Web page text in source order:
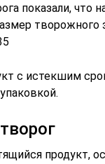
показали, что
творожного
с истекшим
продукт,